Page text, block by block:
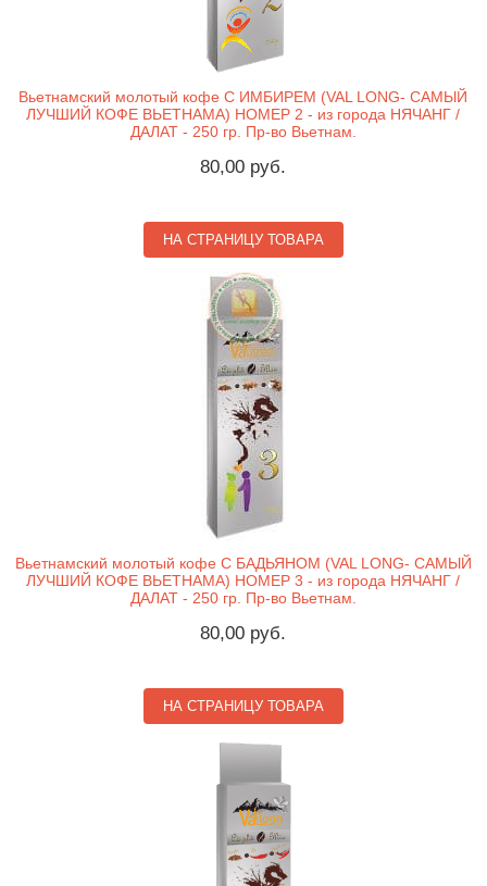
Вьетнамский молотый кофе С ИМБИРЕМ (VAL LONG- САМЫЙ
ЛУЧШИЙ КОФЕ ВЬЕТНАМА) НОМЕР 2 - из города НЯЧАНГ /
ДАЛАТ - 250 гр. Пр-во Вьетнам.
80,00 руб.
НА СТРАНИЦУ ТОВАРА
Вьетнамский молотый кофе С БАДЬЯНОМ (VAL LONG- САМЫЙ
ЛУЧШИЙ КОФЕ ВЬЕТНАМА) НОМЕР 3 - из города НЯЧАНГ /
ДАЛАТ - 250 гр. Пр-во Вьетнам.
80,00 руб.
НА СТРАНИЦУ ТОВАРА